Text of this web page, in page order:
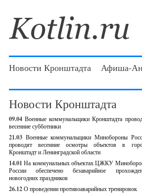
Новости Кронштадта Афиша-
Новости Кронштадта
09.04 Военные коммунальщики Кронштадта
весенние субботники
21.03 Военные коммунальщики Минобороны
проводят весенние осмотры объектов в
Кронштадт и Ленинградской области
14.01 На коммунальных объектах ЦЖКУ
России обеспечено безаварийное
новогодних праздников
26.12О проведении противоаварийных тренировок